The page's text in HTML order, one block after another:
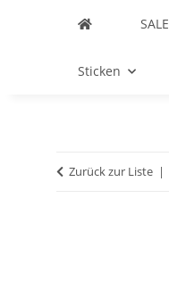
SALE
Sticken
Zurück zur Liste